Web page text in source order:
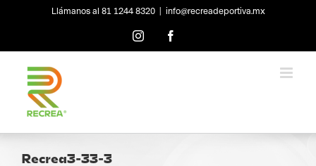
Llámanos al 81 1244 8320 info@recreadeportiva.mx
Instagram
Recrea3-33-3